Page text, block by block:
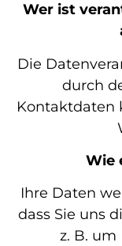
Wer ist
Die
durch
Kontaktdaten
Wie
Ihre Daten
dass Sie uns
z. B. um